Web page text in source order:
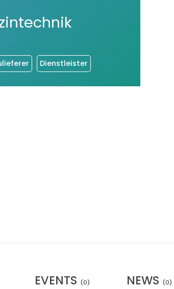
Dienstleister
EVENTS (0) NEWS (0)